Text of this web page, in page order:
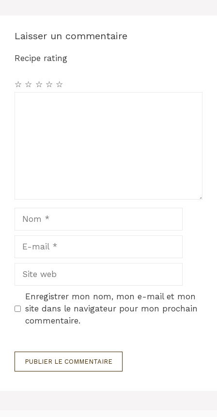
Laisser un commentaire
Recipe rating
☆
☆
☆
☆
☆
Site
Enregistrer mon nom, mon e-mail et mon
site dans le navigateur pour mon prochain
commentaire.